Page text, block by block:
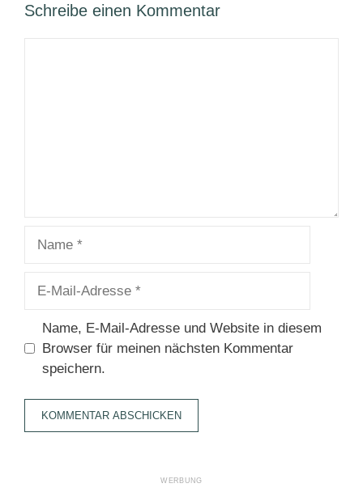
Schreibe einen Kommentar
Adresse
Name, E-Mail-Adresse und Website in diesem
Browser für meinen nächsten Kommentar
speichern.